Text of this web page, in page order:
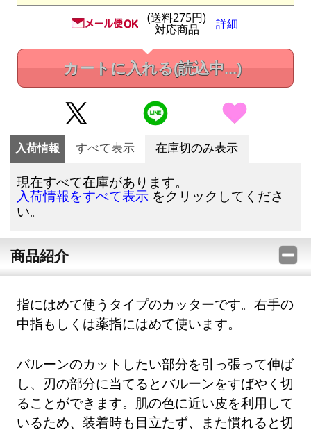
(送料275円)
対応商品 詳細
カートに入れる(読込中...)
入荷情報 すべて表示 在庫切のみ表示
現在すべて在庫があります。
入荷情報をすべて表示 をクリックしてくださ
い。
商品紹介
指にはめて使うタイプのカッターです。右手の
中指もしくは薬指にはめて使います。
バルーンのカットしたい部分を引っ張って伸ば
し、刃の部分に当てるとバルーンをすばやく切
ることができます。肌の色に近い皮を利用して
いるため、装着時も目立たず、また慣れると切